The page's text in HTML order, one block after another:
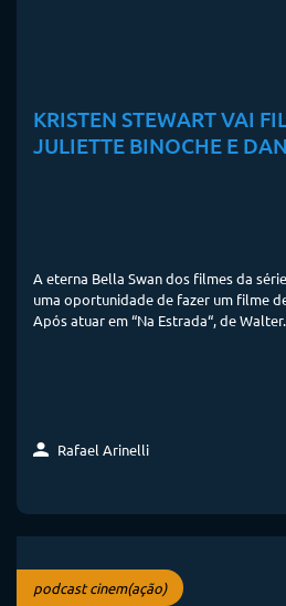
KRISTEN STEWART VAI
JULIETTE BINOCHE E
A eterna Bella Swan dos filmes da
uma oportunidade de fazer um filme
Após atuar em “Na Estrada“, de
Rafael Arinelli
podcast cinem(ação)